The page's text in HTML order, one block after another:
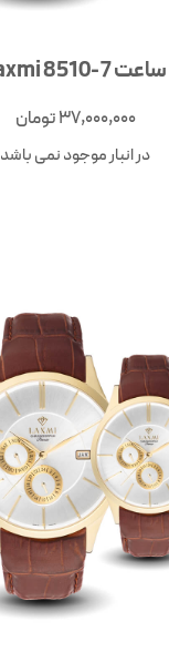
ساعت Laxmi 8510-7
37,000,000تومان
در انبار موجود نمی باشد